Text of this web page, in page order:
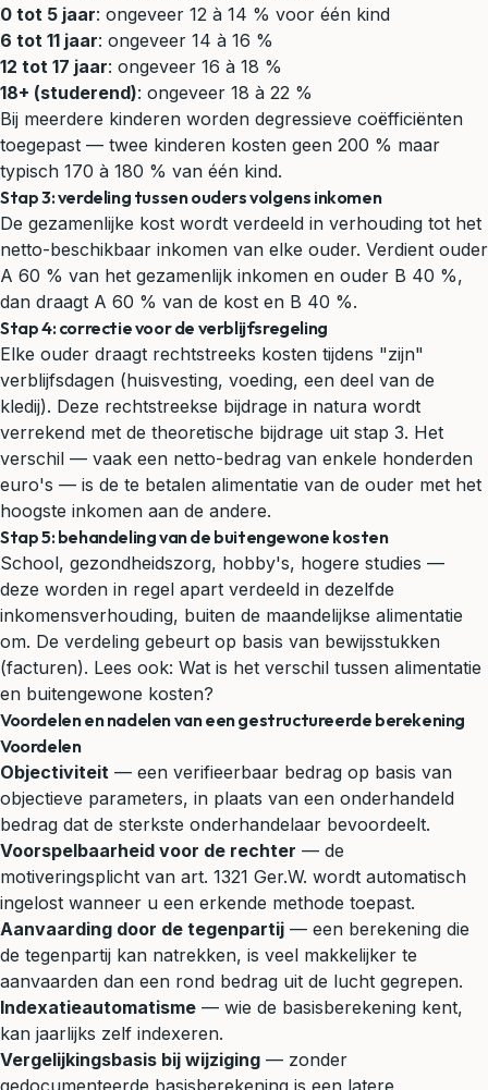
0 tot 5 jaar: ongeveer 12 à 14 % voor één kind
6 tot 11 jaar: ongeveer 14 à 16 %
12 tot 17 jaar: ongeveer 16 à 18 %
18+ (studerend): ongeveer 18 à 22 %
Bij meerdere kinderen worden degressieve coëfficiënten
toegepast — twee kinderen kosten geen 200 % maar
typisch 170 à 180 % van één kind.
Stap 3: verdeling tussen ouders volgens inkomen
De gezamenlijke kost wordt verdeeld in verhouding tot het
netto-beschikbaar inkomen van elke ouder. Verdient ouder
A 60 % van het gezamenlijk inkomen en ouder B 40 %,
dan draagt A 60 % van de kost en B 40 %.
Stap 4: correctie voor de verblijfsregeling
Elke ouder draagt rechtstreeks kosten tijdens "zijn"
verblijfsdagen (huisvesting, voeding, een deel van de
kledij). Deze rechtstreekse bijdrage in natura wordt
verrekend met de theoretische bijdrage uit stap 3. Het
verschil — vaak een netto-bedrag van enkele honderden
euro's — is de te betalen alimentatie van de ouder met het
hoogste inkomen aan de andere.
Stap 5: behandeling van de buitengewone kosten
School, gezondheidszorg, hobby's, hogere studies —
deze worden in regel apart verdeeld in dezelfde
inkomensverhouding, buiten de maandelijkse alimentatie
om. De verdeling gebeurt op basis van bewijsstukken
(facturen). Lees ook: Wat is het verschil tussen alimentatie
en buitengewone kosten?
Voordelen en nadelen van een gestructureerde berekening
Voordelen
Objectiviteit — een verifieerbaar bedrag op basis van
objectieve parameters, in plaats van een onderhandeld
bedrag dat de sterkste onderhandelaar bevoordeelt.
Voorspelbaarheid voor de rechter — de
motiveringsplicht van art. 1321 Ger.W. wordt automatisch
ingelost wanneer u een erkende methode toepast.
Aanvaarding door de tegenpartij — een berekening die
de tegenpartij kan natrekken, is veel makkelijker te
aanvaarden dan een rond bedrag uit de lucht gegrepen.
Indexatieautomatisme — wie de basisberekening kent,
kan jaarlijks zelf indexeren.
Vergelijkingsbasis bij wijziging — zonder
gedocumenteerde basisberekening is een latere